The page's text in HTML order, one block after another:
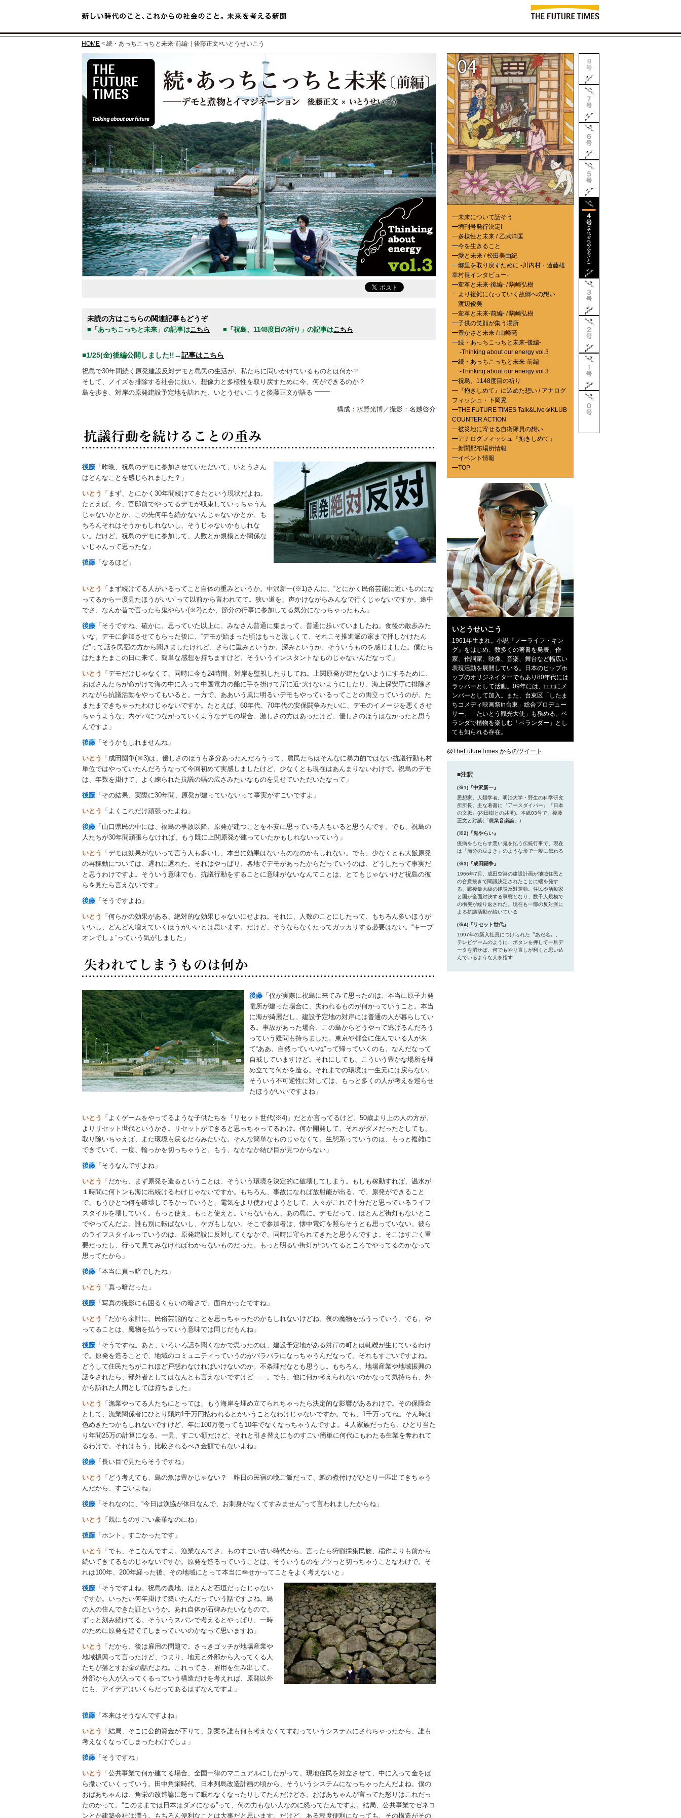
HOME < 続・あっちこっちと未来-前編- | 後藤正文×いとうせいこう
未読の方はこちらの関連記事もどうぞ
■「あっちこっちと未来」の記事はこちら ■「祝島、1148度目の祈り」の記事はこちら
■1/25(金)後編公開しました!!→記事はこちら
祝島で30年間続く原発建設反対デモと島民の生活が、私たちに問いかけているものとは何か？
そして、ノイズを排除する社会に抗い、想像力と多様性を取り戻すために今、何ができるのか？
島を歩き、対岸の原発建設予定地を訪れた、 いとうせいこうと後藤正文が語る
構成：水野光博／撮影：名越啓介
後藤 「昨晩、祝島のデモに参加させていただいて、いとうさん
はどんなことを感じられました？」
いとう
「まず、とにかく30年間続けてきたという現状だよね。
たとえば、今、官邸前でやってるデモが収束していっちゃうん
じゃないかとか、この先何年も続かないんじゃないかとか、も
ちろんそれはそうかもしれないし、そうじゃないかもしれな
い。だけど、祝島のデモに参加して、人数とか規模とか関係な
いじゃんって思ったな」
後藤 「なるほど」
いとう
「まず続けてる人がいるってこと自体の重みというか。中沢新一(※1)さんに、“とにかく民俗芸能に近いものにな
ってるから一度見たほうがいい”って以前から言われてて。狭い道を、声かけながらみんなで行くじゃないですか。途中
でさ、なんか昔で言ったら鬼やらい(※2)とか、節分の行事に参加してる気分になっちゃったもん」
後藤 「そうですね、確かに。思っていた以上に、みなさん普通に集まって、普通に歩いていましたね。食後の散歩みた
いな。デモに参加させてもらった後に、“デモが始まった頃はもっと激しくて、それこそ推進派の家まで押しかけたん
だ”って話を民宿の方から聞きましたけれど、さらに重みというか、深みというか、そういうものを感じました。僕たち
はたまたまこの日に来て、簡単な感想を持ちますけど、そういうインスタントなものじゃないんだなって」
いとう
「デモだけじゃなくて、同時に今も24時間、対岸を監視したりしてね。上関原発が建たないようにするために、
おばさんたちが命がけで海の中に入って中国電力の船に手を掛けて岸に近づけないようにしたり、海上保安庁に排除さ
れながら抗議活動をやってもいると。一方で、ああいう風に明るいデモもやっているってことの両立っていうのが、た
またまできちゃったわけじゃないですか。たとえば、60年代、70年代の安保闘争みたいに、デモのイメージを悪くさせ
ちゃうような、内ゲバにつながっていくようなデモの場合、激しさの方はあったけど、優しさのほうはなかったと思う
んですよ」
後藤 「そうかもしれませんね」
いとう
「成田闘争(※3)は、優しさのほうも多分あったんだろうって、農民たちはそんなに暴力的ではない抗議行動も村
単位ではやっていたんだろうなって今回初めて実感しましたけど、少なくとも現在はあんまりないわけで。祝島のデモ
は、年数を掛けて、よく練られた抗議の幅の広さみたいなものを見せていただいたなって」
後藤 「その結果、実際に30年間、原発が建っていないって事実がすごいですよ」
いとう 「よくこれだけ頑張ったよね」
後藤 「山口県民の中には、福島の事故以降、原発が建つことを不安に思っている人もいると思うんです。でも、祝島の
人たちが30年間頑張らなければ、もう既に上関原発が建っていたかもしれないっていう」
いとう
「デモは効果がないって言う人も多いし、本当に効果はないものなのかもしれない。でも、少なくとも大飯原発
の再稼動については、遅れに遅れた。それはやっぱり、各地でデモがあったからだっていうのは、どうしたって事実だ
と思うわけですよ。そういう意味でも、抗議行動をすることに意味がないなんてことは、とてもじゃないけど祝島の彼
らを見たら言えないです」
後藤 「そうですよね」
いとう
「何らかの効果がある、絶対的な効果じゃないにせよね。それに、人数のことにしたって、もちろん多いほうが
いいし、どんどん増えていくほうがいいとは思います。だけど、そうならなくたってガッカリする必要はない。“キープ
オンでしょ”っていう気がしました」
後藤 「僕が実際に祝島に来てみて思ったのは、本当に原子力発
電所が建った場合に、失われるものが何かっていうこと。本当
に海が綺麗だし、建設予定地の対岸には普通の人が暮らしてい
る。事故があった場合、この島からどうやって逃げるんだろう
っていう疑問も持ちました。東京や都会に住んでいる人が来
て“ああ、自然っていいね”って帰っていくのも、なんだなって
自戒していますけど。それにしても、こういう豊かな場所を埋
め立てて何かを造る。それまでの環境は一生元には戻らない。
そういう不可逆性に対しては、もっと多くの人が考えを巡らせ
たほうがいいですよね」
いとう
「よくゲームをやってるような子供たちを『リセット世代(※4)』だとか言ってるけど、50歳より上の人の方が、
よりリセット世代というかさ。リセットができると思っちゃってるわけ。何か開発して、それがダメだったとしても、
取り除いちゃえば、また環境も戻るだろみたいな。そんな簡単なものじゃなくて。生態系っていうのは、もっと複雑に
できていて、一度、輪っかを切っちゃうと、もう、なかなか結び目が見つからない」
後藤 「そうなんですよね」
いとう
「だから、まず原発を造るということは、そういう環境を決定的に破壊してしまう。もしも稼動すれば、温水が
１時間に何トンも海に出続けるわけじゃないですか。もちろん、事故になれば放射能が出る。で、原発ができること
で、もうひとつ何を破壊してるかっていうと、電気をより使わせようとして、人々がこれで十分だと思っているライフ
スタイルを壊していく。もっと使え、もっと使えと。いらないもん、あの島に。デモだって、ほとんど街灯もないとこ
でやってんだよ。誰も別に転ばないし、ケガもしない。そこで参加者は、懐中電灯を照らそうとも思っていない。彼ら
のライフスタイルっていうのは、原発建設に反対してくなかで、同時に守られてきたと思うんですよ。そこはすごく重
要だったし、行って見てみなければわからないものだった。もっと明るい街灯がついてるところでやってるのかなって
思ってたから」
後藤 「本当に真っ暗でしたね」
いとう 「真っ暗だった」
後藤 「写真の撮影にも困るくらいの暗さで、面白かったですね」
いとう
「だから余計に、民俗芸能的なことを思っちゃったのかもしれないけどね。夜の魔物を払うっていう。でも、や
ってることは、魔物を払うっていう意味では同じだもんね」
後藤 「そうですね。あと、いろいろ話を聞くなかで思ったのは、建設予定地がある対岸の町とは軋轢が生じているわけ
で。原発を造ることで、地域のコミュニティっていうのがバラバラになっちゃうんだなって。それもすごいですよね。
どうして住民たちがこれほど戸惑わなければいけないのか。不条理だなとも思うし。もちろん、地場産業や地域振興の
話をされたら、部外者としてはなんとも言えないですけど……。でも、他に何か考えられないのかなって気持ちも、外
から訪れた人間としては持ちました」
いとう
「漁業やってる人たちにとっては、もう海岸を埋め立てられちゃったら決定的な影響があるわけで。その保障金
として、漁業関係者にひとり頭約1千万円払われるとかいうことなわけじゃないですか。でも、1千万ってね。そん時は
色めきたつかもしれないですけど、年に100万使っても10年でなくなっちゃうんですよ。４人家族だったら、ひとり当た
り年間25万の計算になる。一見、すごい額だけど、それと引き替えにものすごい簡単に何代にもわたる生業を奪われて
るわけで。それはもう、比較されるべき金額でもないよね」
後藤 「長い目で見たらそうですね」
いとう
「どう考えても、島の魚は豊かじゃない？ 昨日の民宿の晩ご飯だって、鯛の煮付けがひとり一匹出てきちゃう
んだから、すごいよね」
後藤 「それなのに、“今日は漁協が休日なんで、お刺身がなくてすみません”って言われましたからね」
いとう 「既にものすごい豪華なのにね」
後藤 「ホント、すごかったです」
いとう
「でも、そこなんですよ。漁業なんてさ、ものすごい古い時代から、言ったら狩猟採集民族、稲作よりも前から
続いてきてるものじゃないですか。原発を造るっていうことは、そういうものをブツっと切っちゃうことなわけで。そ
れは100年、200年経った後、その地域にとって本当に幸せかってことをよく考えないと」
後藤 「そうですよね。祝島の農地、ほとんど石垣だったじゃない
ですか。いったい何年掛けて築いたんだっていう話ですよね。島
の人の住んできた証というか。あれ自体が石碑みたいなもので。
ずっと刻み続けてる。そういうスパンで考えるとやっぱり、一時
のために原発を建ててしまっていいのかなって思いますね」
いとう
「だから、後は雇用の問題で。さっきゴッチが地場産業や
地域振興って言ったけど、つまり、地元と外部から入ってくる人
たちが落とすお金の話だよね。これってさ、雇用を生み出して、
外部から人が入ってくるっていう構造だけを考えれば、原発以外
にも、アイデアはいくらだってあるはずなんですよ」
後藤 「本来はそうなんですよね」
いとう
「結局、そこに公的資金が下りて、別案を誰も何も考えなくてすむっていうシステムにされちゃったから、誰も
考えなくなってしまったわけでしょ」
後藤 「そうですね」
いとう
「公共事業で何か建てる場合、全国一律のマニュアルにしたがって、現地住民を対立させて、中に入って金をば
ら撒いていくっていう。田中角栄時代、日本列島改造計画の頃から、そういうシステムになっちゃったんだよね。僕の
おばあちゃんは、角栄の改造論に怒って眠れなくなったりしてたんだけどさ。おばあちゃんが言ってた怒りはこれだっ
たのかって。“このままでは日本はダメになる”って、何の力もない人なのに怒ってたんですよ。結局、公共事業でゼネコ
ンとか建築会社は潤う。もちろん便利なことは大事だと思います。だけど、ある程度便利になっても、その構造がその
━未来について話そう
━増刊号発行決定!
━多様性と未来 / 乙武洋匡
━今を生きること
━愛と未来 / 松田美由紀
━郷里を取り戻すために -川内村・遠藤雄
幸村長インタビュー-
━変革と未来-後編- / 駒崎弘樹
━より複雑になっていく故郷への想い
渡辺俊美
━変革と未来-前編- / 駒崎弘樹
━子供の笑顔が集う場所
━豊かさと未来 / 山崎亮
━続・あっちこっちと未来-後編-
-Thinking about our energy vol.3
━続・あっちこっちと未来-前編-
-Thinking about our energy vol.3
━祝島、1148度目の祈り
━ 『抱きしめて』に込めた想い / アナログ
フィッシュ・下岡晃
━THE FUTURE TIMES Talk&Live＠KLUB
COUNTER ACTION
━被災地に寄せる自衛隊員の想い
━アナログフィッシュ『抱きしめて』
━新聞配布場所情報
━イベント情報
━TOP
いとうせいこう
1961年生まれ。小説『ノーライフ・キン
グ』をはじめ、数多くの著書を発表。作
家、作詞家、映像、音楽、舞台など幅広い
表現活動を展開している。日本のヒップホ
ップのオリジネイターでもあり80年代には
ラッパーとして活動。09年には、□□□にメ
ンバーとして加入。また、台東区「したま
ちコメディ映画祭in台東」総合プロデュー
サー、「たいとう観光大使」も務める。ベ
ランダで植物を楽しむ「ベランダー」とし
ても知られる存在。
@TheFutureTimes からのツイート
■注釈
(※1)『中沢新一』
思想家、人類学者。明治大学・野生の科学研究
所所長。主な著書に『アースダイバー』『日本
の文脈』(内田樹との共著)。本紙03号で、後藤
正文と対談(「農業音楽論 」)
(※2)『鬼やらい』
疫病をもたらす悪い鬼を払う伝統行事で、現在
は「節分の豆まき」のような形で一般に伝わる
(※3)『成田闘争』
1966年7月、成田空港の建設計画が地域住民と
の合意抜きで閣議決定されたことに端を発す
る、戦後最大級の建設反対運動。住民や活動家
と国が全面対決する事態となり、数千人規模で
の衝突が繰り返された。現在も一部の反対派に
よる抗議活動が続いている
(※4)『リセット世代』
1997年の新入社員につけられた〝あだ名〟。
テレビゲームのように、ボタンを押して一旦デ
ータを消せば、何でもやり直しが利くと思い込
んでいるような人を指す